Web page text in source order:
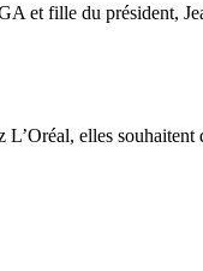
et fille du président,
elles